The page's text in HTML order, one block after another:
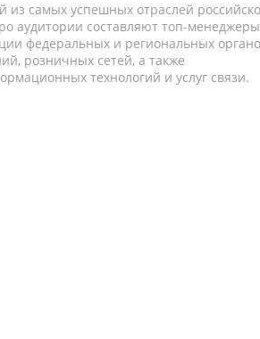
из самых успешных отраслей
аудитории составляют топ-
федеральных и региональных
розничных сетей, а также
технологий и услуг связи.